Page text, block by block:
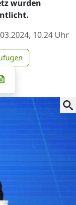
wurden
10.24 Uhr
Google
auf Telegram
X